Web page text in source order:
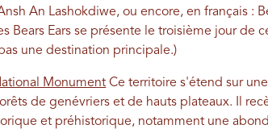
An Lashokdiwe, ou encore, en français :
Bears Ears se présente le troisième jour de
une destination principale.)
Monument Ce territoire s'étend sur
de genévriers et de hauts plateaux. Il
et préhistorique, notamment une